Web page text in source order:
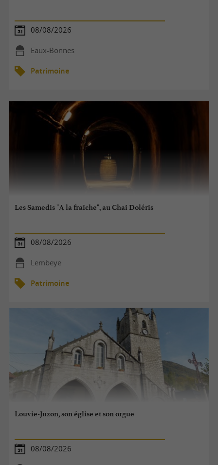
08/08/2026
Eaux-Bonnes
Patrimoine
Les Samedis "A la fraîche", au Chai Doléris
08/08/2026
Lembeye
Patrimoine
Louvie-Juzon, son église et son orgue
08/08/2026